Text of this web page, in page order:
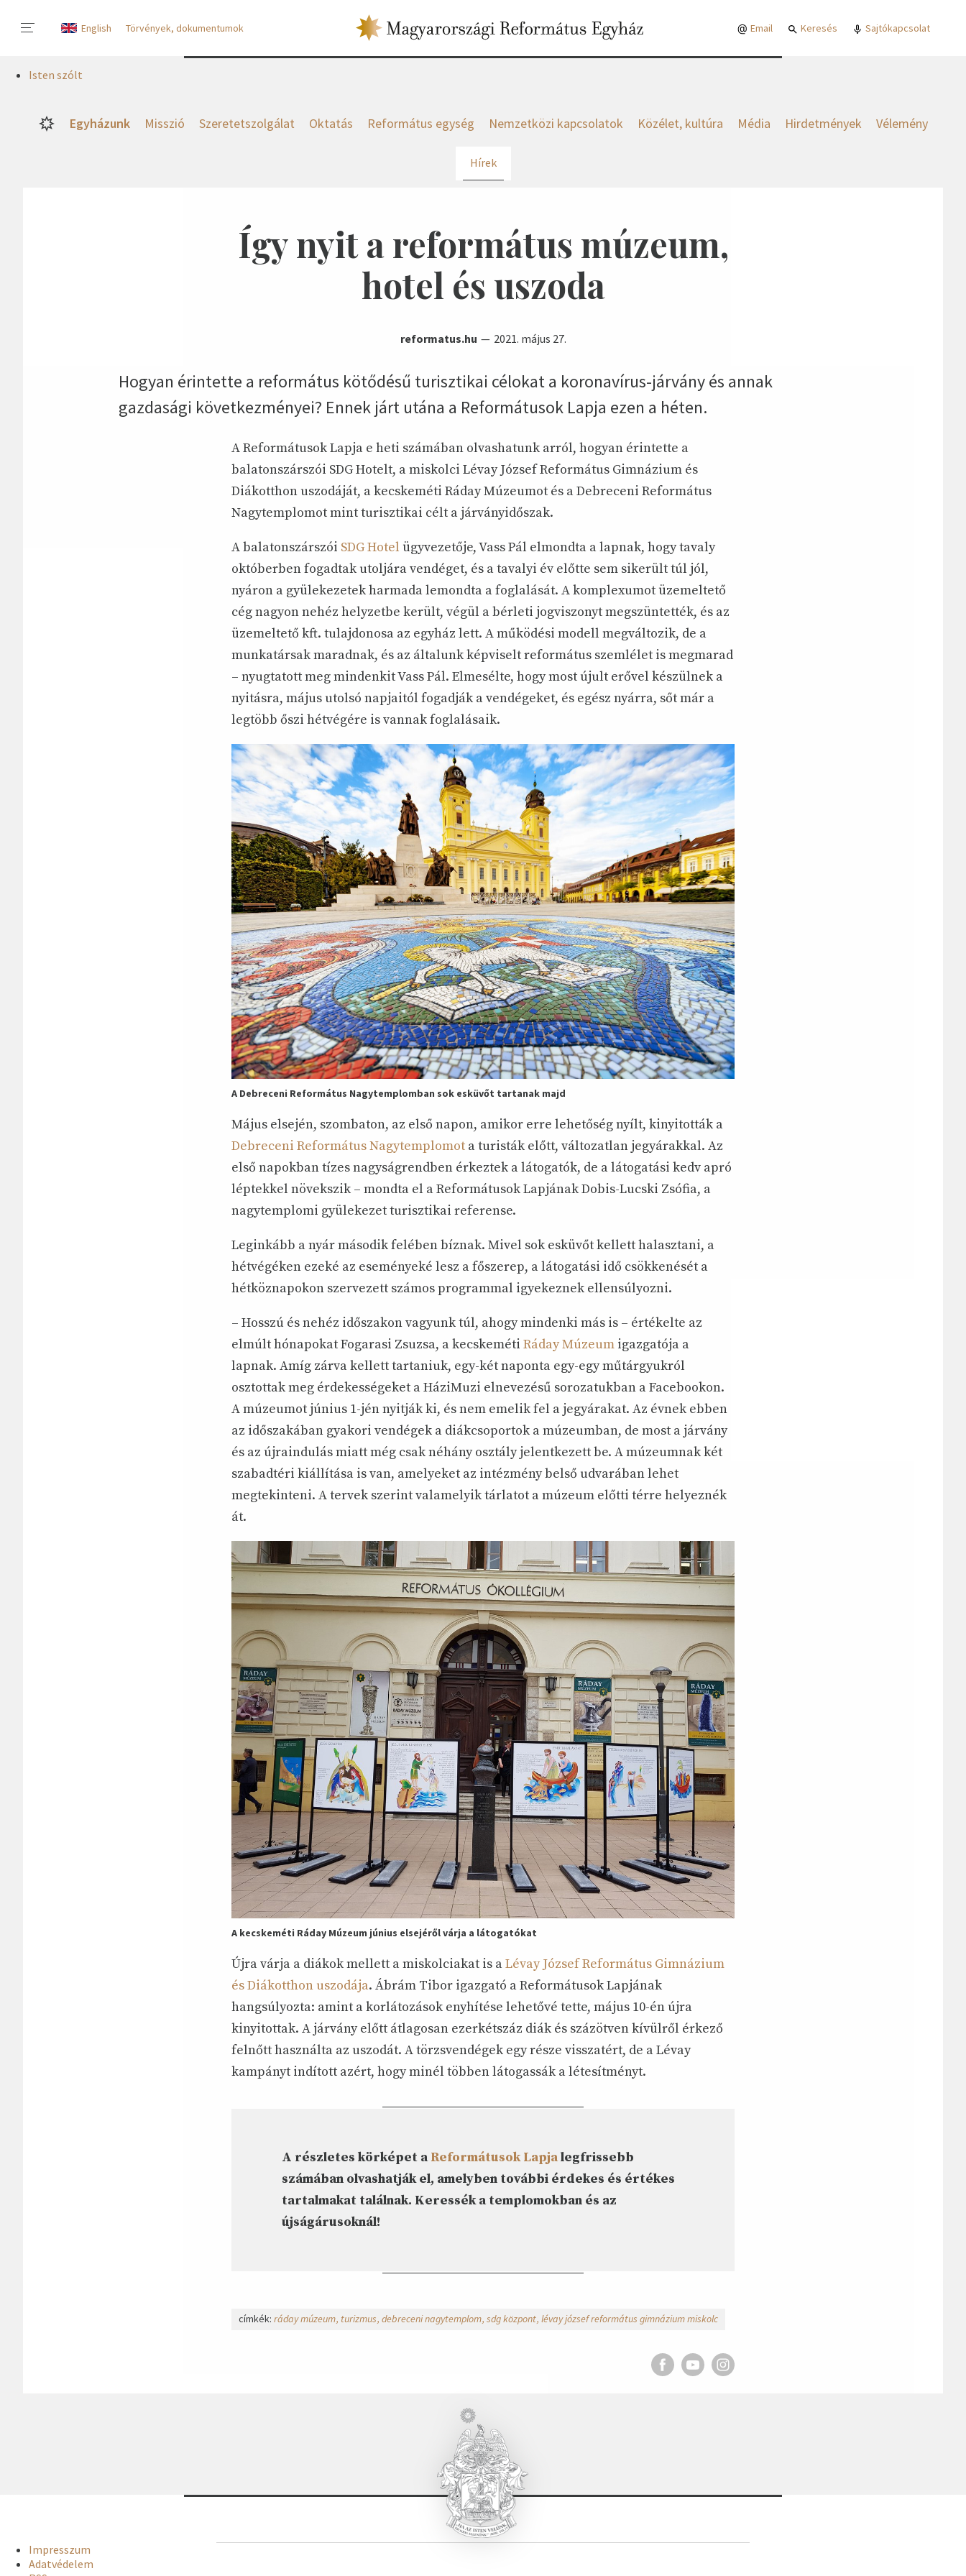
English Törvények, dokumentumok Email Keresés Sajtókapcsolat
Isten szólt
Egyházunk Misszió Szeretetszolgálat Oktatás Református egység Nemzetközi kapcsolatok Közélet, kultúra Média Hirdetmények Vélemény
Hírek
Így nyit a református múzeum,
hotel és uszoda
reformatus.hu 2021. május 27.
Hogyan érintette a református kötődésű turisztikai célokat a koronavírus-járvány és annak
gazdasági következményei? Ennek járt utána a Reformátusok Lapja ezen a héten.
A Reformátusok Lapja e heti számában olvashatunk arról, hogyan érintette a
balatonszárszói SDG Hotelt, a miskolci Lévay József Református Gimnázium és
Diákotthon uszodáját, a kecskeméti Ráday Múzeumot és a Debreceni Református
Nagytemplomot mint turisztikai célt a járványidőszak.
A balatonszárszói SDG Hotel ügyvezetője, Vass Pál elmondta a lapnak, hogy tavaly
októberben fogadtak utoljára vendéget, és a tavalyi év előtte sem sikerült túl jól,
nyáron a gyülekezetek harmada lemondta a foglalását. A komplexumot üzemeltető
cég nagyon nehéz helyzetbe került, végül a bérleti jogviszonyt megszüntették, és az
üzemeltető kft. tulajdonosa az egyház lett. A működési modell megváltozik, de a
munkatársak maradnak, és az általunk képviselt református szemlélet is megmarad
– nyugtatott meg mindenkit Vass Pál. Elmesélte, hogy most újult erővel készülnek a
nyitásra, május utolsó napjaitól fogadják a vendégeket, és egész nyárra, sőt már a
legtöbb őszi hétvégére is vannak foglalásaik.
A Debreceni Református Nagytemplomban sok esküvőt tartanak majd
Május elsején, szombaton, az első napon, amikor erre lehetőség nyílt, kinyitották a
Debreceni Református Nagytemplomot a turisták előtt, változatlan jegyárakkal. Az
első napokban tízes nagyságrendben érkeztek a látogatók, de a látogatási kedv apró
léptekkel növekszik – mondta el a Reformátusok Lapjának Dobis-Lucski Zsófia, a
nagytemplomi gyülekezet turisztikai referense.
Leginkább a nyár második felében bíznak. Mivel sok esküvőt kellett halasztani, a
hétvégéken ezeké az eseményeké lesz a főszerep, a látogatási idő csökkenését a
hétköznapokon szervezett számos programmal igyekeznek ellensúlyozni.
– Hosszú és nehéz időszakon vagyunk túl, ahogy mindenki más is – értékelte az
elmúlt hónapokat Fogarasi Zsuzsa, a kecskeméti Ráday Múzeum igazgatója a
lapnak. Amíg zárva kellett tartaniuk, egy-két naponta egy-egy műtárgyukról
osztottak meg érdekességeket a HáziMuzi elnevezésű sorozatukban a Facebookon.
A múzeumot június 1-jén nyitják ki, és nem emelik fel a jegyárakat. Az évnek ebben
az időszakában gyakori vendégek a diákcsoportok a múzeumban, de most a járvány
és az újraindulás miatt még csak néhány osztály jelentkezett be. A múzeumnak két
szabadtéri kiállítása is van, amelyeket az intézmény belső udvarában lehet
megtekinteni. A tervek szerint valamelyik tárlatot a múzeum előtti térre helyeznék
át.
A kecskeméti Ráday Múzeum június elsejéről várja a látogatókat
Újra várja a diákok mellett a miskolciakat is aLévay József Református Gimnázium
és Diákotthon uszodája. Ábrám Tibor igazgató a Reformátusok Lapjának
hangsúlyozta: amint a korlátozások enyhítése lehetővé tette, május 10-én újra
kinyitottak. A járvány előtt átlagosan ezerkétszáz diák és százötven kívülről érkező
felnőtt használta az uszodát. A törzsvendégek egy része visszatért, de a Lévay
kampányt indított azért, hogy minél többen látogassák a létesítményt.
A részletes körképet a Reformátusok Lapjalegfrissebb
számában olvashatják el, amelyben további érdekes és értékes
tartalmakat találnak. Keressék a templomokban és az
újságárusoknál!
címkék: ráday múzeum turizmus debreceni nagytemplom sdg központ lévay józsef református gimnázium miskolc
Impresszum
Adatvédelem